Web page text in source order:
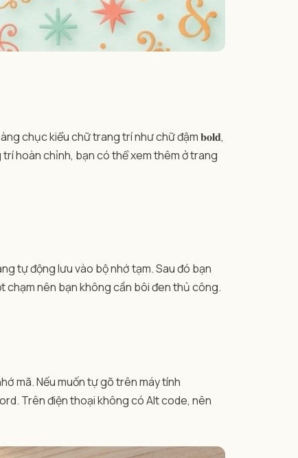
chục kiểu chữ trang trí như chữ đậm 𝐛𝐨𝐥𝐝,
trí hoàn chỉnh, bạn có thể xem thêm ở trang
tự động lưu vào bộ nhớ tạm. Sau đó bạn
chạm nên bạn không cần bôi đen thủ công.
mã. Nếu muốn tự gõ trên máy tính
Trên điện thoại không có Alt code, nên